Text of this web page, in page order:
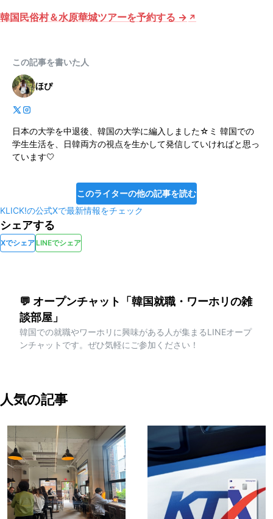
韓国民俗村＆水原華城ツアーを予約する →
この記事を書いた人
ほぴ
日本の大学を中退後、韓国の大学に編入しました☆ミ 韓国での
学生生活を、日韓両方の視点を生かして発信していければと思っ
ています🤍
このライターの他の記事を読む
KLICK!の公式Xで最新情報をチェック
シェアする
XでシェアLINEでシェア
💬 オープンチャット「韓国就職・ワーホリの雑
談部屋」
韓国での就職やワーホリに興味がある人が集まるLINEオープ
ンチャットです。ぜひ気軽にご参加ください！
人気の記事